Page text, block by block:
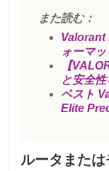
また読む：
Valorant
ォーマ
【
と安全
ベスト
Elite
ルータまた